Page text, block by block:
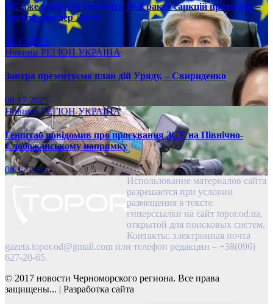
ЄС вже у вересні ухвалить 19-й ракет санкцій проти рф, –
Урсула фон дер Ляєн
08.17.2025
Новини РЕГІОН УКРАЇНА
Завтра презентуємо план дій Уряду, – Свириденко
08.17.2025
НовиниРЕГІОНУКРАЇНА
Генштаб повідомив про просування ЗСУ на Північно-
Слобожанському напрямку
08.17.2025
Использование материалов сайта
разрешается при условии
размещения в тексте
гиперссылки на сайт topor.od.ua,
открытой для поисковых систем.
Контакты: электронная почта
gazeta.topor.od@gmail.com или телефон редакции – +38(096)
627-20-65.
© 2017 новости Черноморского региона. Все права
защищены... | Разработка сайта